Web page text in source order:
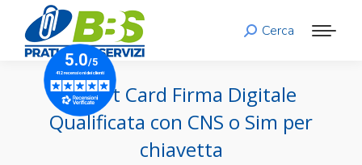
Search:
Cerca
Smart Card Firma Digitale
Qualificata con CNS o Sim per
chiavetta